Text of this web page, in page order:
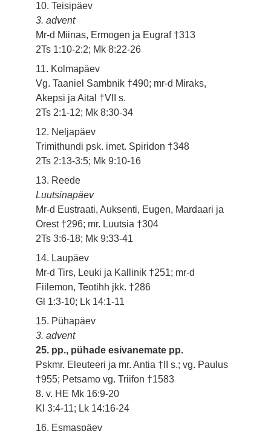
10. Teisipäev
3. advent
Mr-d Miinas, Ermogen ja Eugraf †313
2Ts 1:10-2:2; Mk 8:22-26
11. Kolmapäev
Vg. Taaniel Sambnik †490; mr-d Miraks,
Akepsi ja Aital †VII s.
2Ts 2:1-12; Mk 8:30-34
12. Neljapäev
Trimithundi psk. imet. Spiridon †348
2Ts 2:13-3:5; Mk 9:10-16
13. Reede
Luutsinapäev
Mr-d Eustraati, Auksenti, Eugen, Mardaari ja
Orest †296; mr. Luutsia †304
2Ts 3:6-18; Mk 9:33-41
14. Laupäev
Mr-d Tirs, Leuki ja Kallinik †251; mr-d
Fiilemon, Teotihh jkk. †286
Gl 1:3-10; Lk 14:1-11
15. Pühapäev
3. advent
25. pp., pühade esivanemate pp.
Pskmr. Eleuteeri ja mr. Antia †II s.; vg. Paulus
†955; Petsamo vg. Triifon †1583
8. v. HE Mk 16:9-20
Kl 3:4-11; Lk 14:16-24
16. Esmaspäev